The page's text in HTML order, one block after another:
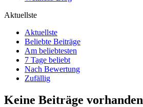
Aktuellste
Aktuellste
Beliebte Beiträge
Am beliebtesten
7 Tage beliebt
Nach Bewertung
Zufällig
Keine Beiträge vorhanden